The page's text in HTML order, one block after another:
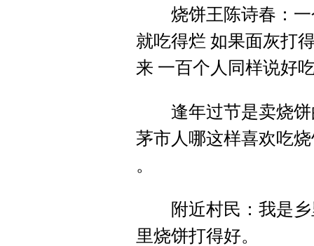
烧饼王陈诗春：一
就吃得烂 如果面灰打
来 一百个人同样说好
逢年过节是卖烧饼
茅市人哪这样喜欢吃
。
附近村民：我是乡
里烧饼打得好。